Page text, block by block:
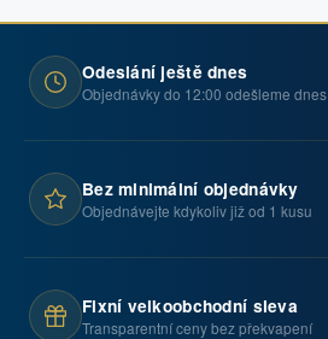
Odeslání ještě dnes
Objednávky do 12:00 odešleme dnes
Bez minimální objednávky
Objednávejte kdykoliv již od 1 kusu
Fixní velkoobchodní sleva
Transparentní ceny bez překvapení